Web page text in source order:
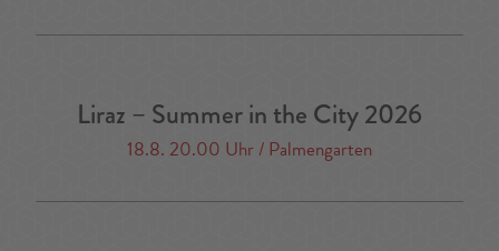
Liraz – Summer in the City 2026
18.8. 20.00 Uhr / Palmengarten